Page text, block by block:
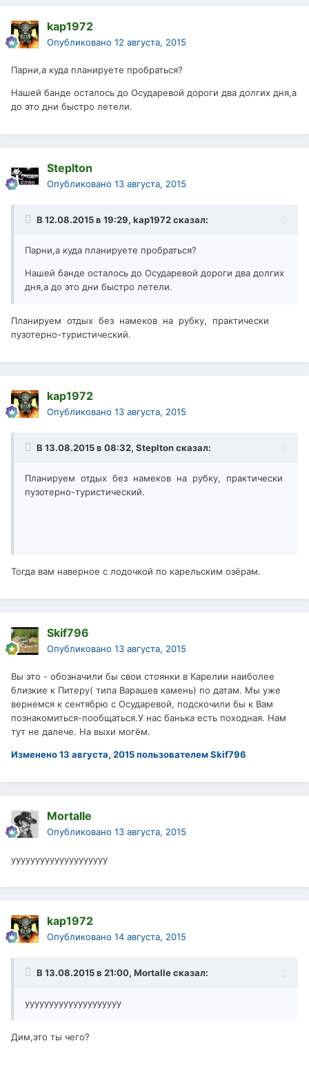
kap1972
Опубликовано 12 августа, 2015
Парни,а куда планируете пробраться?
Нашей банде осталось до Осударевой дороги два долгих дня,а
до это дни быстро летели.
Steplton
Опубликовано 13 августа, 2015
В 12.08.2015 в 19:29, kap1972 сказал:
Парни,а куда планируете пробраться?
Нашей банде осталось до Осударевой дороги два долгих
дня,а до это дни быстро летели.
Планируем отдых без намеков на рубку, практически
пузотерно-туристический.
kap1972
Опубликовано 13 августа, 2015
В 13.08.2015 в 08:32, Steplton сказал:
Планируем отдых без намеков на рубку, практически
пузотерно-туристический.
Тогда вам наверное с лодочкой по карельским озёрам.
Skif796
Опубликовано 13 августа, 2015
Вы это - обозначили бы свои стоянки в Карелии наиболее
близкие к Питеру( типа Варашев камень) по датам. Мы уже
вернемся к сентябрю с Осударевой, подскочили бы к Вам
познакомиться-пообщаться.У нас банька есть походная. Нам
тут не далече. На выхи могём.
Изменено13 августа, 2015пользователем Skif796
Mortalle
Опубликовано 13 августа, 2015
уууууууууууууууууууу
kap1972
Опубликовано 14 августа, 2015
В 13.08.2015 в 21:00, Mortalle сказал:
уууууууууууууууууууу
Дим,это ты чего?